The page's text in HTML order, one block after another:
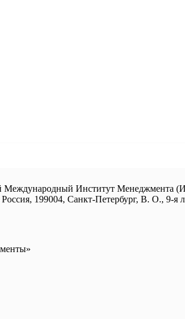
Международный Институт
199004, Санкт-Петербург, В. О., 9-я